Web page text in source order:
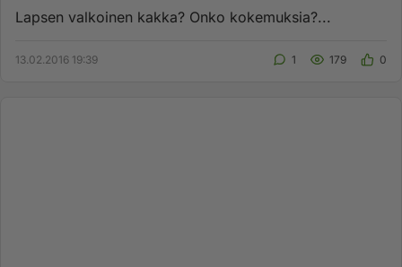
Lapsen valkoinen kakka? Onko kokemuksia?...
13.02.2016 19:39 1 179 0